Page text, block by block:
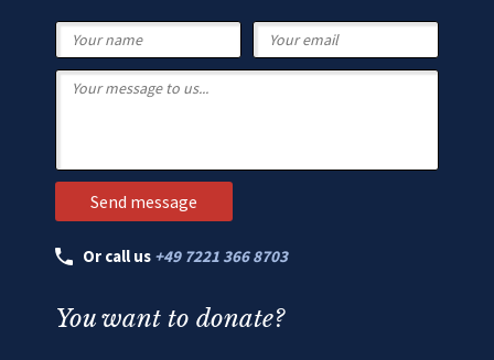
Or call us +49 7221 366 8703
You want to donate?